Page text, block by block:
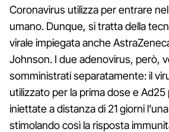
Coronavirus utilizza per entrare
umano. Dunque, si tratta della
virale impiegata anche
Johnson. I due adenovirus, però,
somministrati separatamente: il
utilizzato per la prima dose e Ad25
iniettate a distanza di 21 giorni
stimolando così la risposta